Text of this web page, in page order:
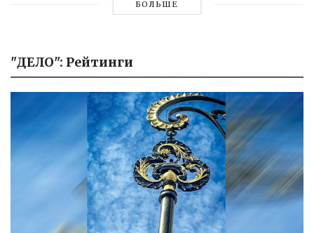
БОЛЬШЕ
"ДЕЛО": Рейтинги